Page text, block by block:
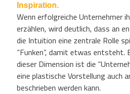
Inspiration.
Wenn erfolgreiche Unternehmer
erzählen, wird deutlich, dass an
die Intuition eine zentrale Rolle
“Funken”, damit etwas entsteht.
dieser Dimension ist die
eine plastische Vorstellung auch
beschrieben werden kann.